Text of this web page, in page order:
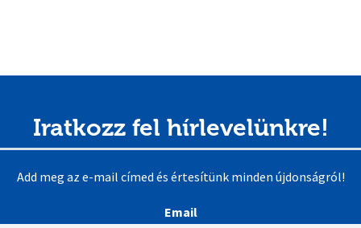
Iratkozz fel hírlevelünkre!
Add meg az e-mail címed és értesítünk minden újdonságról!
Email